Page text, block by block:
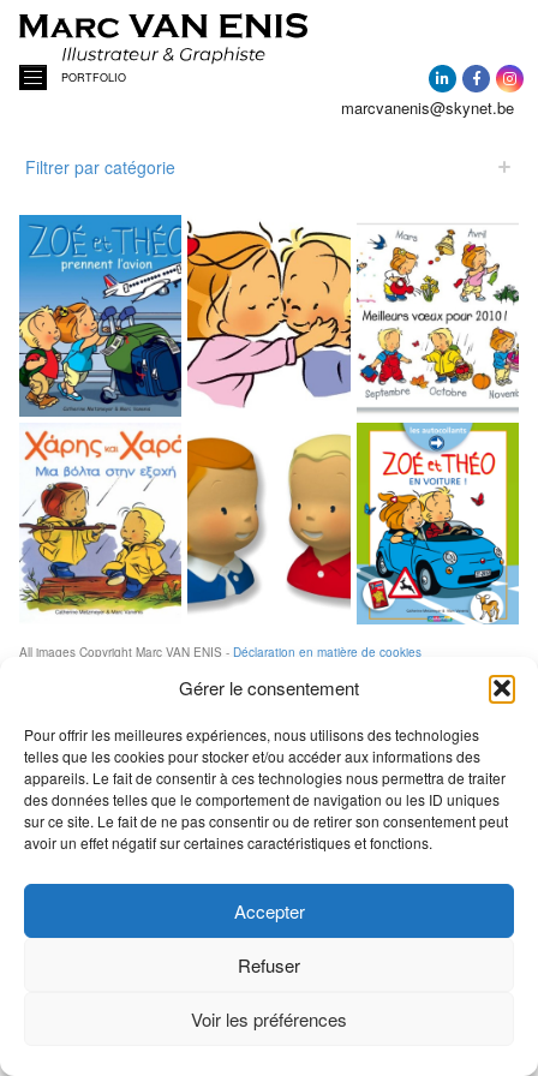
Gérer le consentement
Pour offrir les meilleures expériences, nous utilisons des technologies
telles que les cookies pour stocker et/ou accéder aux informations des
appareils. Le fait de consentir à ces technologies nous permettra de traiter
des données telles que le comportement de navigation ou les ID uniques
sur ce site. Le fait de ne pas consentir ou de retirer son consentement peut
avoir un effet négatif sur certaines caractéristiques et fonctions.
Accepter
Refuser
Voir les préférences
PORTFOLIO
ACTUALITÉ
AQUARELLES
PORTRAITS DE MAISONS
ILLUSTRATIONS
CONTACT
marcvanenis@skynet.be
Filtrer par catégorie
Tout Afficher
Cartes de vœux Zoé et Théo
Cartes de vœux
All images Copyright Marc VAN ENIS - Déclaration en matière de cookies